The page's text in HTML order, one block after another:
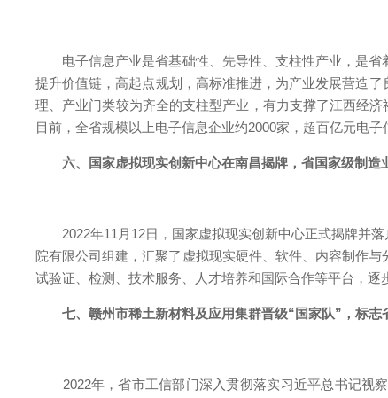
电子信息产业是省基础性、先导性、支柱性产业，是省
提升价值链，高起点规划，高标准推进，为产业发展营造
理、产业门类较为齐全的支柱型产业，有力支撑了江西经
目前，全省规模以上电子信息企业约2000家，超百亿元电
六、国家虚拟现实创新中心在南昌揭牌，省国家级制造
2022年11月12日，国家虚拟现实创新中心正式揭牌并落
院有限公司组建，汇聚了虚拟现实硬件、软件、内容制作
试验证、检测、技术服务、人才培养和国际合作等平台，
七、赣州市稀土新材料及应用集群晋级“国家队”，标志
2022年，省市工信部门深入贯彻落实习近平总书记视察